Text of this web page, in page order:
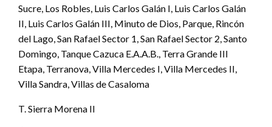
Sucre, Los Robles, Luis Carlos Galán I, Luis Carlos Galán
II, Luis Carlos Galán III, Minuto de Dios, Parque, Rincón
del Lago, San Rafael Sector 1, San Rafael Sector 2, Santo
Domingo, Tanque Cazuca E.A.A.B., Terra Grande III
Etapa, Terranova, Villa Mercedes I, Villa Mercedes II,
Villa Sandra, Villas de Casaloma
T. Sierra Morena II